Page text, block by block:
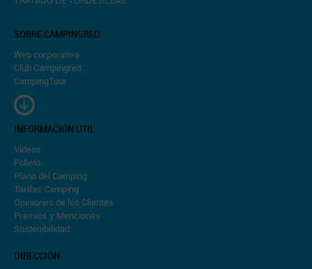
SOBRE CAMPINGRED
Web corporativa
Club Campingred
CampingTour
INFORMACIÓN ÚTIL
Videos
Folleto
Plano del Camping
Tarifas Camping
Opiniones de los Clientes
Premios y Menciones
Sostenibilidad
DIRECCIÓN